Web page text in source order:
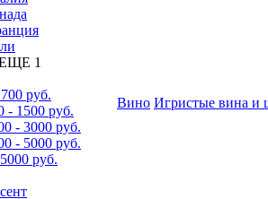
1
руб.
- 1500 руб.
- 3000 руб.
- 5000 руб.
руб.
Вино Игристые вина и